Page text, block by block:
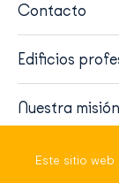
Contacto
Edificios
Nuestra misión
Quiénes somos
Este sitio